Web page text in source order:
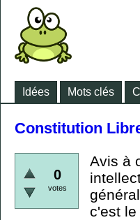
Idées Mots clés
Constitution
0
votes
Avis à
c'est le